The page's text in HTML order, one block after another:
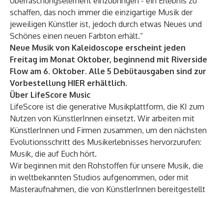
schaffen, das noch immer die einzigartige Musik der
jeweiligen Künstler ist, jedoch durch etwas Neues und
Schönes einen neuen Farbton erhält.“
Neue Musik von Kaleidoscope erscheint jeden
Freitag im Monat Oktober, beginnend mit Riverside
Flow am 6. Oktober. Alle 5 Debütausgaben sind zur
Vorbestellung HIER erhältlich.
Über LifeScore Music
LifeScore ist die generative Musikplattform, die KI zum
Nutzen von KünstlerInnen einsetzt. Wir arbeiten mit
KünstlerInnen und Firmen zusammen, um den nächsten
Evolutionsschritt des Musikerlebnisses hervorzurufen:
Musik, die auf Euch hört.
Wir beginnen mit den Rohstoffen für unsere Musik, die
in weltbekannten Studios aufgenommen, oder mit
Masteraufnahmen, die von KünstlerInnen bereitgestellt